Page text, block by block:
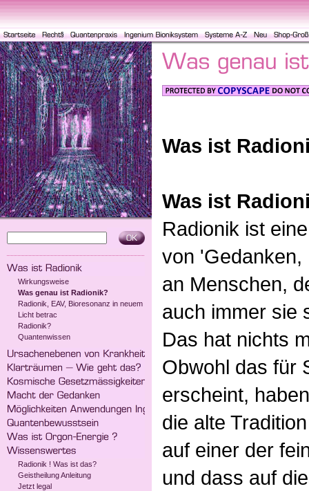
Wirkungsweise
Was genau ist Radionik?
Radionik, EAV, Bioresonanz in neuem
Licht betrac
Radionik?
Quantenwissen
Radionik ! Was ist das?
Geistheilung Anleitung
Jetzt legal
Was ist
Was ist
Radionik ist
von 'Gedanken,
an Menschen,
auch immer sie
Das hat nichts
Obwohl das für
erscheint,
die alte
auf einer der
und dass auf